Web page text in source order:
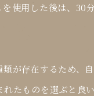
使用した後は、30
が存在するため、
たものを選ぶと良